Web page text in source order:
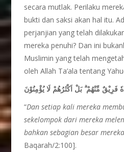
secara mutlak. Perilaku
bukti dan saksi akan hal itu.
perjanjian yang telah
mereka penuhi? Dan ini
Muslimin yang telah
oleh Allah Ta’ala tentang
فَرِيْقٌ مِّنْهُمْ ۗ بَلْ اَكْثَرُهُمْ لَا يُؤْمِنُوْنَ
“Dan setiap kali mereka
sekelompok dari mereka
bahkan sebagian besar
Baqarah/2:100].